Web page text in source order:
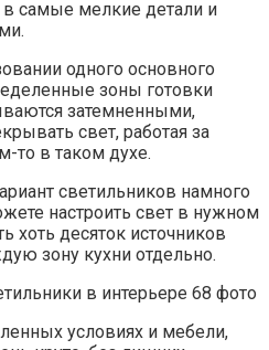
в самые мелкие детали и
одного основного
зоны готовки
затемненными,
свет, работая за
то в таком духе.
светильников намного
настроить свет в нужном
хоть десяток источников
зону кухни отдельно.
условиях и мебели,